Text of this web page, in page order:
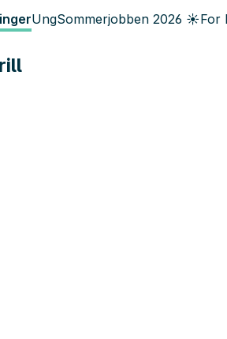
UngSommerjobben 2026 ☀️For